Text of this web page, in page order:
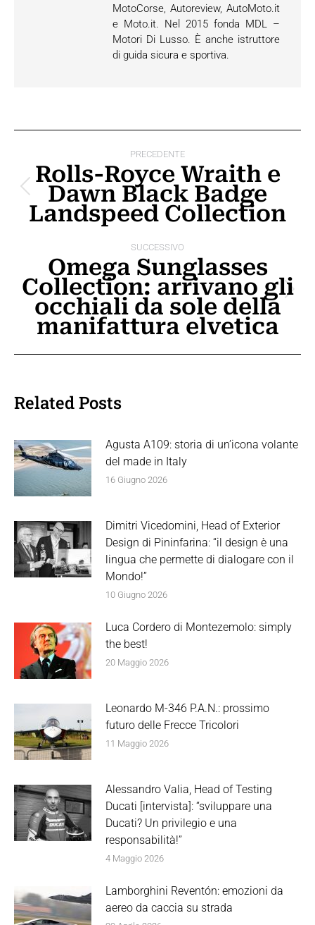
MotoCorse, Autoreview, AutoMoto.it
e Moto.it. Nel 2015 fonda MDL –
Motori Di Lusso. È anche istruttore
di guida sicura e sportiva.
tra
post
PRECEDENTE
Post
precedente:
Rolls-Royce Wraith e
Dawn Black Badge
Landspeed Collection
SUCCESSIVO
Prossimo
post:
Omega Sunglasses
Collection: arrivano gli
occhiali da sole della
manifattura elvetica
Related Posts
Agusta A109: storia di un’icona volante
del made in Italy
16 Giugno 2026
Dimitri Vicedomini, Head of Exterior
Design di Pininfarina: “il design è una
lingua che permette di dialogare con il
Mondo!”
10 Giugno 2026
Luca Cordero di Montezemolo: simply
the best!
20 Maggio 2026
Leonardo M-346 P.A.N.: prossimo
futuro delle Frecce Tricolori
11 Maggio 2026
Alessandro Valia, Head of Testing
Ducati [intervista]: “sviluppare una
Ducati? Un privilegio e una
responsabilità!”
4 Maggio 2026
Lamborghini Reventón: emozioni da
aereo da caccia su strada